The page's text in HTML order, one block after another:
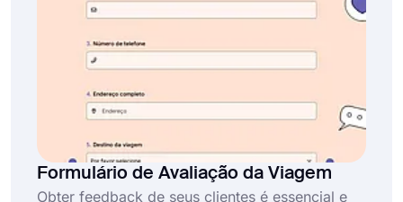
Formulário de Avaliação da Viagem
Obter feedback de seus clientes é essencial e